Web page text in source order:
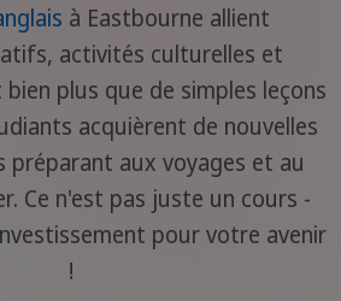
à Eastbourne allient
activités culturelles et
plus que de simples leçons
acquièrent de nouvelles
préparant aux voyages et au
Ce n'est pas juste un cours -
pour votre avenir
!